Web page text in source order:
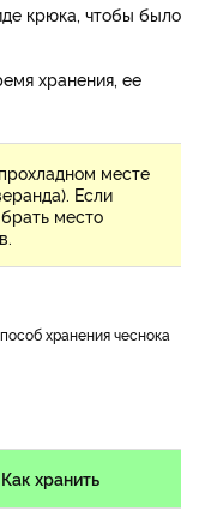
крюка, чтобы было
хранения, ее
месте
Если
место
Как хранить